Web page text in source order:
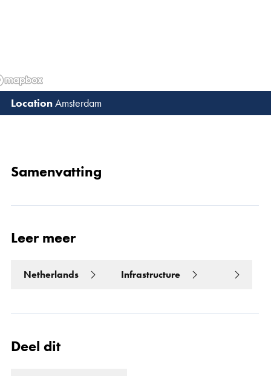
Amsterdam
Samenvatting
Leer meer
Netherlands Infrastructure
Deel dit